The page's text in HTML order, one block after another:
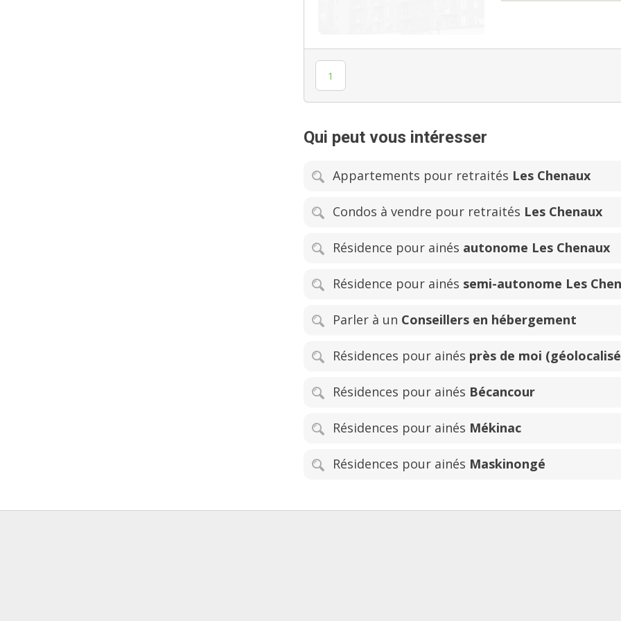
1
Qui peut vous intéresser
Appartements pour retraités Les Chenaux
Condos à vendre pour retraités Les Chenaux
Résidence pour ainés autonome Les Chenaux
Résidence pour ainés semi-autonome Les
Parler à un Conseillers en hébergement
Résidences pour ainés près de moi
Résidences pour ainés Bécancour
Résidences pour ainés Mékinac
Résidences pour ainés Maskinongé